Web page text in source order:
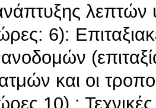
6):
και οι
10) :